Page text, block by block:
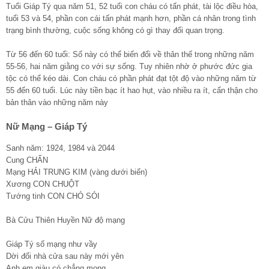
Tuổi Giáp Tý qua năm 51, 52 tuổi con cháu có tấn phát, tài lộc điều hòa,
tuổi 53 và 54, phần con cái tấn phát mạnh hơn, phần cá nhân trong tình
trạng bình thường, cuộc sống không có gì thay đổi quan trọng.
Từ 56 đến 60 tuổi: Số này có thể biến đổi về thân thế trong những năm
55-56, hai năm giằng co với sự sống. Tuy nhiên nhờ ở phước đức gia
tộc có thể kéo dài. Con cháu có phần phát đạt tột độ vào những năm từ
55 đến 60 tuổi. Lúc này tiền bạc ít hao hụt, vào nhiều ra ít, cẩn thận cho
bản thân vào những năm này
Nữ Mạng – Giáp Tý
Sanh năm: 1924, 1984 và 2044
Cung CHẤN
Mạng HẢI TRUNG KIM (vàng dưới biển)
Xương CON CHUỘT
Tướng tinh CON CHÓ SÓI
Bà Cửu Thiên Huyền Nữ độ mạng
Giáp Tý số mạng như vầy
Dời đổi nhà cửa sau này mới yên